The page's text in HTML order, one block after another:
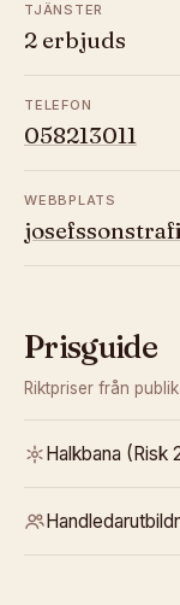
TJÄNSTER
2 erbjuds
TELEFON
058213011
WEBBPLATS
Prisguide
Riktpriser från
Halkbana (Risk